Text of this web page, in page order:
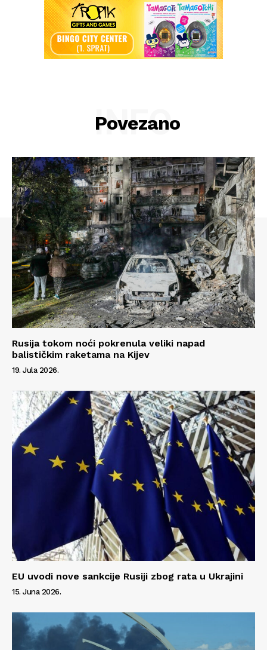
Info
O nama
Kontakt
Impressum
Povezano
INFO
Rusija tokom noći pokrenula veliki napad
balističkim raketama na Kijev
19. Jula 2026.
EU uvodi nove sankcije Rusiji zbog rata u Ukrajini
15. Juna 2026.